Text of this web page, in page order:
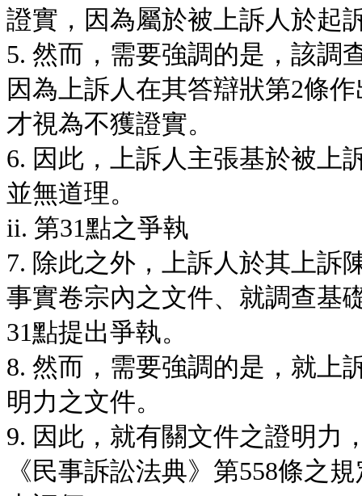
證實，因為屬於被上訴人於起
5. 然而，需要強調的是，該調
因為上訴人在其答辯狀第2條
才視為不獲證實。
6. 因此，上訴人主張基於被上
並無道理。
ii. 第31點之爭執
7. 除此之外，上訴人於其上訴
事實卷宗內之文件、就調查基
31點提出爭執。
8. 然而，需要強調的是，就上
明力之文件。
9. 因此，就有關文件之證明力
《民事訴訟法典》第558條之